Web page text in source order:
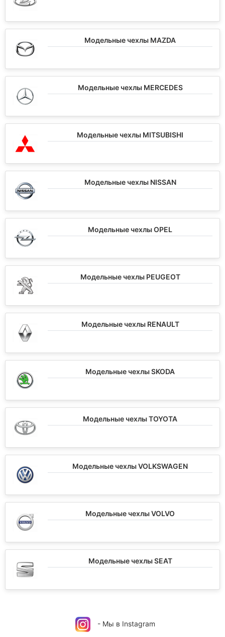
Модельные чехлы MAZDA
Модельные чехлы MERCEDES
Модельные чехлы MITSUBISHI
Модельные чехлы NISSAN
Модельные чехлы OPEL
Модельные чехлы PEUGEOT
Модельные чехлы RENAULT
Модельные чехлы SKODA
Модельные чехлы TOYOTA
Модельные чехлы VOLKSWAGEN
Модельные чехлы VOLVO
Модельные чехлы SEAT
- Мы в Instagram